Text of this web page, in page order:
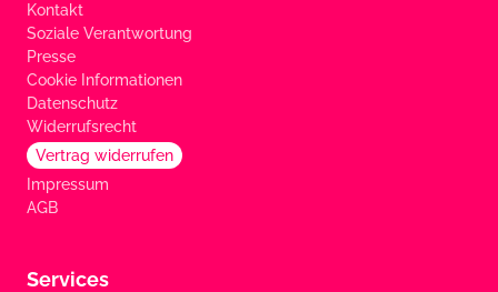
Kontakt
Soziale Verantwortung
Presse
Cookie Informationen
Datenschutz
Widerrufsrecht
Vertrag widerrufen
Impressum
AGB
Services